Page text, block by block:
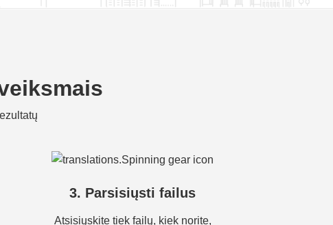
3. Parsisiųsti failus
Atsisiųskite tiek failų, kiek norite,